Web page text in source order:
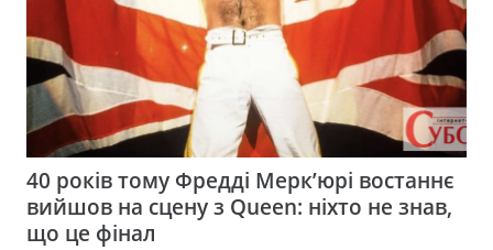
40 років тому Фредді Мерк’юрі востаннє
вийшов на сцену з Queen: ніхто не знав,
що це фінал